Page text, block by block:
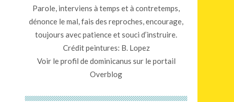
Parole, interviens à temps et à contretemps,
dénonce le mal, fais des reproches, encourage,
toujours avec patience et souci d’instruire.
Crédit peintures: B. Lopez
Voir le profil dedominicanus sur le portail
Overblog